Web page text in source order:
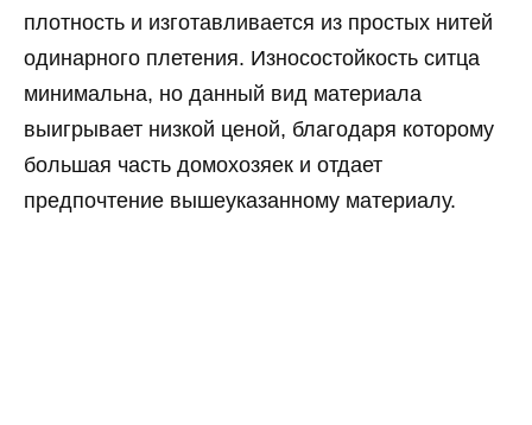
плотность и изготавливается из простых нитей
одинарного плетения. Износостойкость ситца
минимальна, но данный вид материала
выигрывает низкой ценой, благодаря которому
большая часть домохозяек и отдает
предпочтение вышеуказанному материалу.